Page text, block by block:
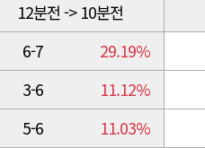
12분전 -> 10분전
6-7 29.19%
3-6 11.12%
5-6 11.03%